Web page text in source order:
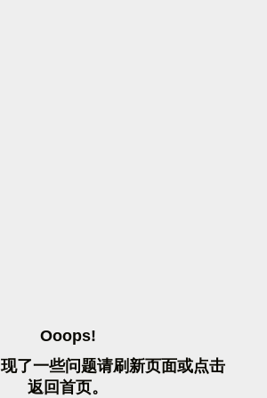
OOOPS!
现了一些问题请刷 新页面或点击
返 回首页。